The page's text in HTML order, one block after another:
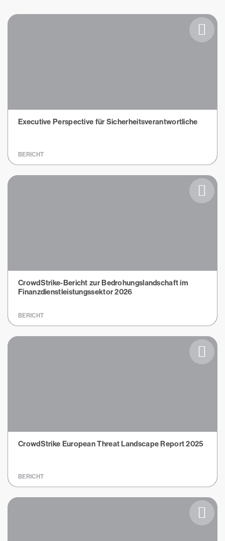
Executive Perspective für Sicherheitsverantwortliche
BERICHT
CrowdStrike-Bericht zur Bedrohungslandschaft im
Finanzdienstleistungssektor 2026
BERICHT
CrowdStrike European Threat Landscape Report 2025
BERICHT